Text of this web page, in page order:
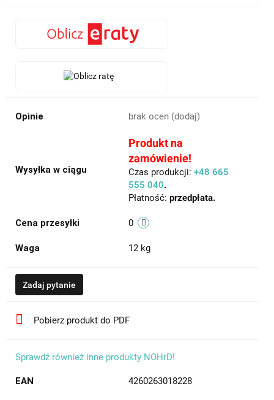
Opinie brak ocen (dodaj)
Wysyłka w ciągu
Produkt na
zamówienie!
Czas produkcji: +48 665
555 040.
Płatność: przedpłata.
Cena przesyłki 0
Waga 12 kg
Zadaj pytanie
Pobierz produkt do PDF
Sprawdź również inne produkty NOHrD!
EAN 4260263018228